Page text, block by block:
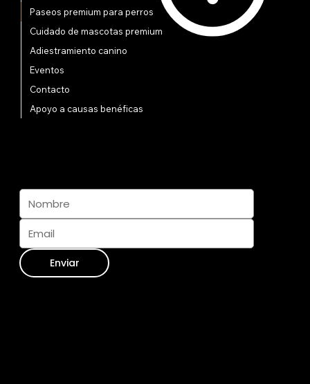
Paseos premium para perros
Cuidado de mascotas premium
Adiestramiento canino
Eventos
Contacto
Apoyo a causas benéficas
Enviar